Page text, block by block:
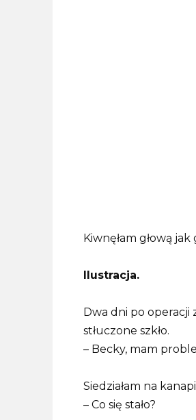
Kiwnęłam głową
Ilustracja.
Dwa dni po operacji
stłuczone szkło.
– Becky, mam
Siedziałam na
– Co się stało?